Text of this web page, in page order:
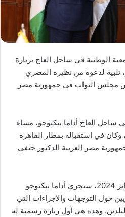
الوطنية في ساحل العاج بزيارة
لدعوة من نظيره المصري
مجلس النواب في جمهورية مصر
العاج أداما بيكتوجو، مساء
وكان في استقباله بمطار القاهرة
مصر العربية الدكتور حنفي
وفي الفترة من 18 إلى 20 فبراير 2024، سيجري أداما بيكتوجو
حول التوجهات والإجراءات التي
وهذه هي أول زيارة رسمية له